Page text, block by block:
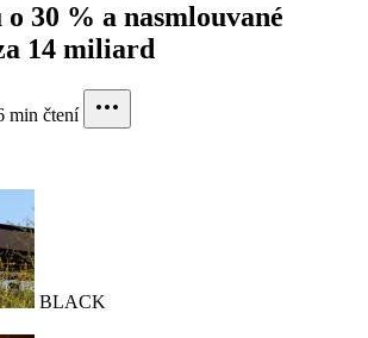
30 % a nasmlouvané
14 miliard
min čtení
BLACK